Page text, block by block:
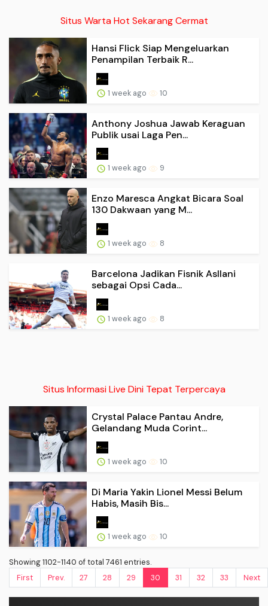
Situs Warta Hot Sekarang Cermat
Hansi Flick Siap Mengeluarkan
Penampilan Terbaik R...
1 week ago 10
Anthony Joshua Jawab Keraguan
Publik usai Laga Pen...
1 week ago 9
Enzo Maresca Angkat Bicara Soal
130 Dakwaan yang M...
1 week ago 8
Barcelona Jadikan Fisnik Asllani
sebagai Opsi Cada...
1 week ago 8
Situs Informasi Live Dini Tepat Terpercaya
Crystal Palace Pantau Andre,
Gelandang Muda Corint...
1 week ago 10
Di Maria Yakin Lionel Messi Belum
Habis, Masih Bis...
1 week ago 10
Showing 1102-1140 of total 7461 entries.
First
Prev. 27 28 29 30 31 32 33 Next